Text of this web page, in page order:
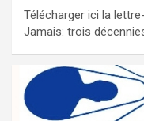
Télécharger ici la
Jamais: trois